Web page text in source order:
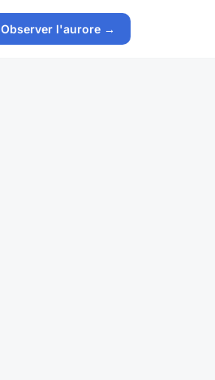
Observer l'aurore →